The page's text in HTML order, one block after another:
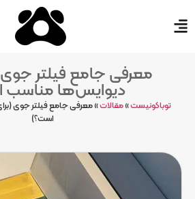
معرفی جامع فیلتر جوی
دیوایس‌ها
توباکونیست»مقالات»معرفی جامع فیلتر جوی
است؟)